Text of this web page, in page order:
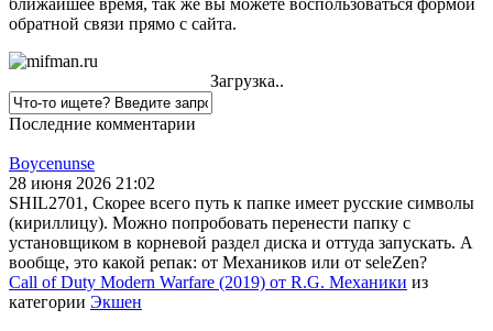
ближайшее время, так же вы можете воспользоваться формой
обратной связи прямо с сайта.
Загрузка..
Последние комментарии
Boycenunse
28 июня 2026 21:02
SHIL2701, Скорее всего путь к папке имеет русские символы
(кириллицу). Можно попробовать перенести папку с
установщиком в корневой раздел диска и оттуда запускать. А
вообще, это какой репак: от Механиков или от seleZen?
Call of Duty Modern Warfare (2019) от R.G. Механики из
категории Экшен